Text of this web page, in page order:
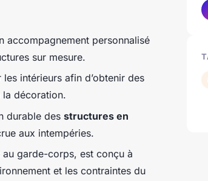
accompagnement personnalisé
sur mesure.
intérieurs afin d’obtenir des
la décoration.
durable des structures en
aux intempéries.
garde-corps, est conçu à
et les contraintes du